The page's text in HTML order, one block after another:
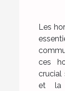
Les
ces
crucial
et la